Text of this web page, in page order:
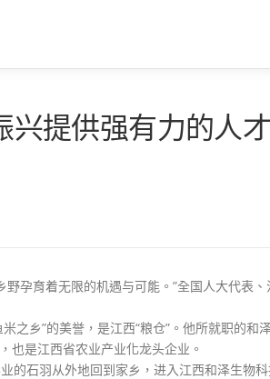
兴提供强有力的人
野孕育着无限的机遇与可能。”全国人大代表
乡”的美誉，是江西“粮仓”。他所就职的和
也是江西省农业产业化龙头企业。
石羽从外地回到家乡，进入江西和泽生物